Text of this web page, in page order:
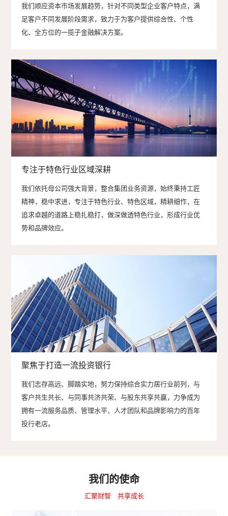
我们顺应资本市场发展趋势，针对不同类型企业客户特点，满
足客户不同发展阶段需求，致力于为客户提供综合性、个性
化、全方位的一揽子金融解决方案。
专注于特色行业区域深耕
我们依托母公司强大背景，整合集团业务资源，始终秉持工匠
精神，稳中求进，专注于特色行业、特色区域，精耕细作，在
追求卓越的道路上稳扎稳打，做深做透特色行业，形成行业优
势和品牌效应。
聚焦于打造一流投资银行
我们志存高远、脚踏实地，努力保持综合实力居行业前列，与
客户共生共长、与同事共济共荣、与股东共享共赢，力争成为
拥有一流服务品质、管理水平、人才团队和品牌影响力的百年
投行老店。
我们的使命
汇聚财智 共享成长